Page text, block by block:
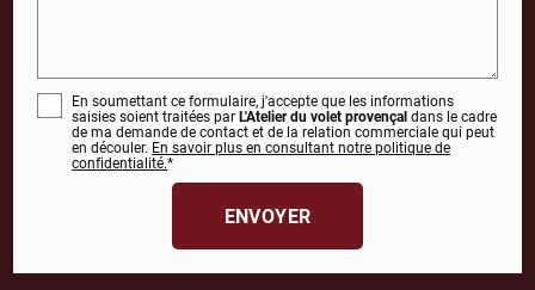
En soumettant ce formulaire, j'accepte que les informations
saisies soient traitées parL'Atelier du volet provençaldans le cadre
de ma demande de contact et de la relation commerciale qui peut
en découler. En savoir plus en consultant notre politique de
confidentialité.*